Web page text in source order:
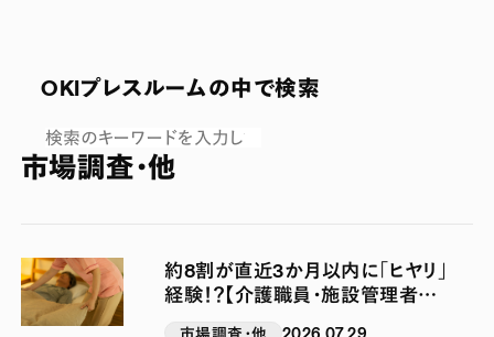
OKIプレスルームの中で検索
市場調査・他
約8割が直近3か月以内に「ヒヤリ」
経験！？【介護職員・施設管理者
市場調査・他 2026.07.29